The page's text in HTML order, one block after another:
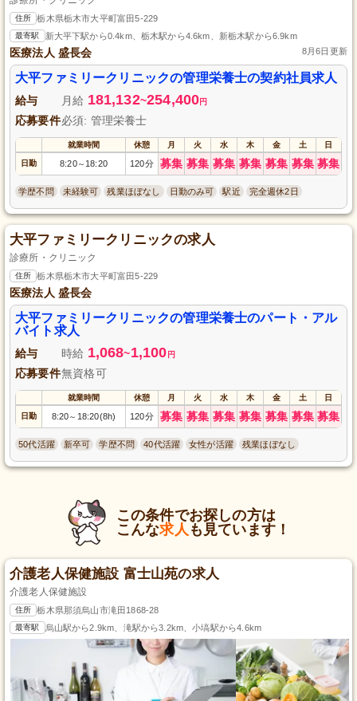
住所 栃木県栃木市大平町富田5-229
最寄駅 新大平下駅から0.4km、栃木駅から4.6km、新栃木駅から6.9km
医療法人 盛長会 8月6日更新
大平ファミリークリニックの管理栄養士の契約社員求人
給与 月給 181,132~254,400円
応募要件必須: 管理栄養士
就業時間 休憩 月 火 水 木 金 土 日
日勤 8:20～ 18:20 120分 募集 募集 募集 募集 募集 募集 募集
学歴不問 未経験可 残業ほぼなし 日勤のみ可 駅近 完全週休2日
大平ファミリークリニックの求人
診療所・クリニック
住所 栃木県栃木市大平町富田5-229
医療法人 盛長会
大平ファミリークリニックの管理栄養士のパート・アル
バイト求人
給与 時給 1,068~1,100 円
応募要件無資格可
就業時間 休憩 月 火 水 木 金 土 日
日勤 8:20～ 18:20(8h) 120分 募集 募集 募集 募集 募集 募集 募集
50代活躍 新卒可 学歴不問 40代活躍 女性が活躍 残業ほぼなし
この条件でお探しの方は
こんな求人 も見ています！
介護老人保健施設 富士山苑の求人
介護老人保健施設
住所 栃木県那須烏山市滝田1868-28
最寄駅 烏山駅から2.9km、滝駅から3.2km、小塙駅から4.6km